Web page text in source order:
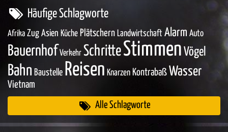
Häufige Schlagworte
Afrika Zug Asien Küche Plätschern Landwirtschaft Alarm Auto
Bauernhof Verkehr SchritteStimmen Vögel
Bahn Baustelle Reisen Knarzen Kontrabaß Wasser
Vietnam
Alle Schlagworte